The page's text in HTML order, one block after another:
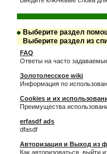
Выберите раздел
Выберите раздел из
FAQ
Ответы на часто
Золотолесское wiki
Информация по
Cookies и их
Преимущества
erfasdf ads
dfasdf
Авторизация и Выход из
Как авторизоваться, выйти